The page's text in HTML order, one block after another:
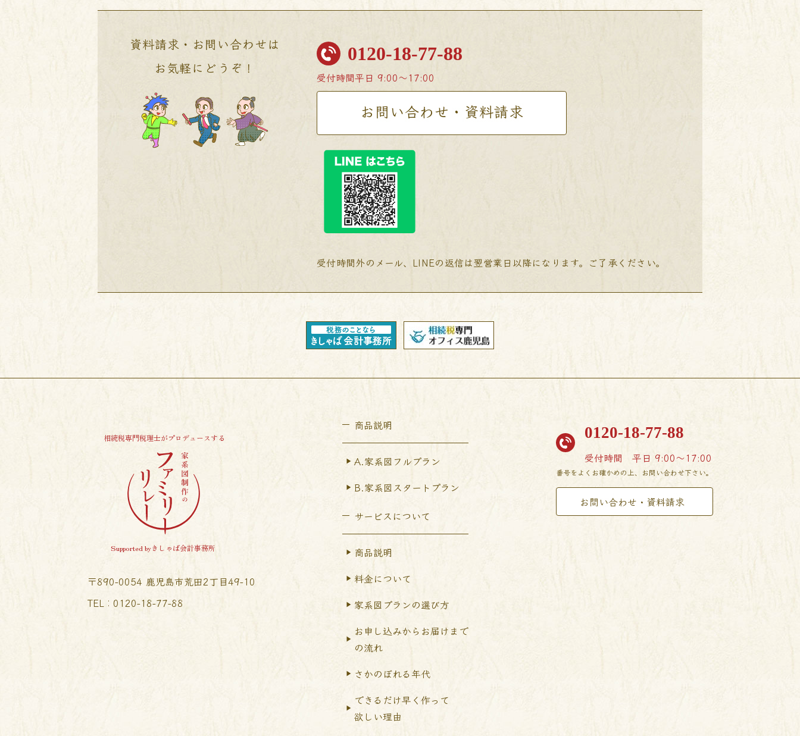
資料請求・お問い合わせは
お気軽にどうぞ！
0120-18-77-88
受付時間平日 9:00〜17:00
お問い合わせ・資料請求
受付時間外のメール、LINEの返信は翌営業日以降になります。ご了承ください。
相続税専門税理士がプロデュースする
Supported byきしゃば会計事務所
〒890-0054 鹿児島市荒田2丁目49-10
TEL︰0120-18-77-88
商品説明
A.家系図フルプラン
B.家系図スタートプラン
サービスについて
商品説明
料金について
家系図プランの選び方
お申し込みからお届けまで
の流れ
さかのぼれる年代
できるだけ早く作って
欲しい理由
0120-18-77-88
受付時間 平日 9:00〜17:00
番号をよくお確かめの上、お問い合わせ下さい。
お問い合わせ・資料請求